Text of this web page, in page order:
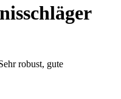
robust, gute